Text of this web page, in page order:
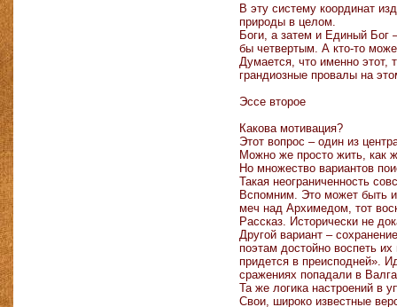
В эту систему координат
природы в целом.
Боги, а затем и Единый Бог
бы четвертым. А кто-то
Думается, что именно этот,
грандиозные провалы на
Эссе второе
Какова мотивация?
Этот вопрос – один из
Можно же просто жить, как
Но множество вариантов
Такая неограниченность
Вспомним. Это может быть и
меч над Архимедом, тот
Рассказ. Исторически не
Другой вариант –
поэтам достойно воспеть
придется в преисподней».
сражениях попадали в
Та же логика настроений в
Свои, широко известные